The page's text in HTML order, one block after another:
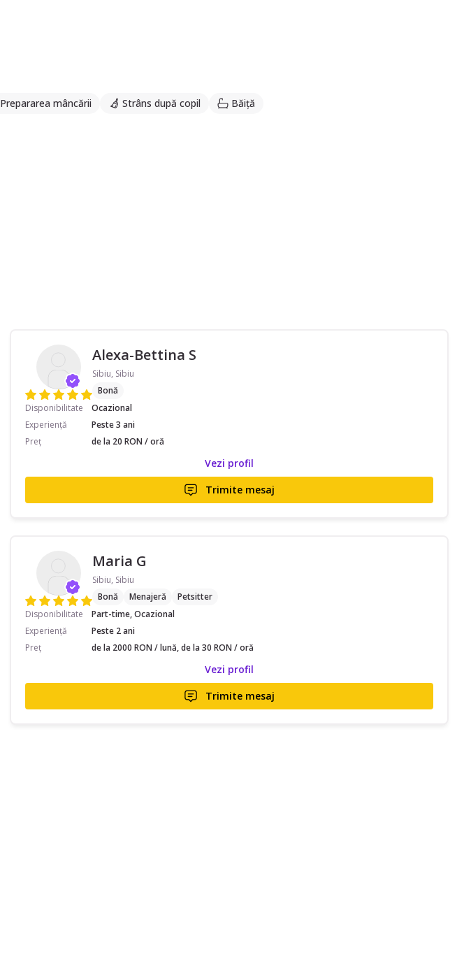
Prepararea mâncării Strâns după copil Băiță
Alexa-Bettina S
Sibiu, Sibiu
Bonă
Disponibilitate
Ocazional
Experiență
Peste 3 ani
Preț
de la 20 RON / oră
Vezi profil
Trimite mesaj
Maria G
Sibiu, Sibiu
Bonă
Menajeră
Petsitter
Disponibilitate
Part-time, Ocazional
Experiență
Peste 2 ani
Preț
de la 2000 RON / lună, de la 30 RON / oră
Vezi profil
Trimite mesaj